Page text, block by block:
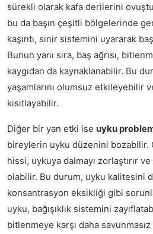
sürekli olarak kafa derilerini
bu da başın çeşitli bölgelerinde
kaşıntı, sinir sistemini uyararak
Bunun yanı sıra, baş ağrısı,
kaygıdan da kaynaklanabilir. Bu
yaşamlarını olumsuz etkileyebilir
kısıtlayabilir.
Diğer bir yan etki ise uyku
bireylerin uyku düzenini bozabilir.
hissi, uykuya dalmayı zorlaştırır
olabilir. Bu durum, uyku kalitesini
konsantrasyon eksikliği gibi
uyku, bağışıklık sistemini
bitlenmeye karşı daha